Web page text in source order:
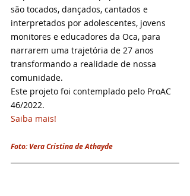
são tocados, dançados, cantados e
interpretados por adolescentes, jovens
monitores e educadores da Oca, para
narrarem uma trajetória de 27 anos
transformando a realidade de nossa
comunidade.
Este projeto foi contemplado pelo ProAC
46/2022.
Saiba mais!
Foto: Vera Cristina de Athayde